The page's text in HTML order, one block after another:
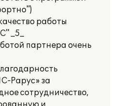
работы
_5_
партнера очень
Рарус» за
сотрудничество,